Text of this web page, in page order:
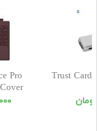
Pro
Trust Card